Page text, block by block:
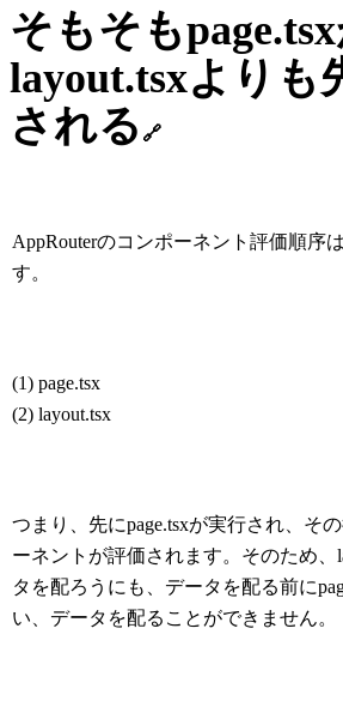
そもそも
layout.tsxよりも
される 🔗
AppRouterのコンポーネント評価順序
す。
(1) page.tsx
(2) layout.tsx
つまり、先にpage.tsxが実行され、そ
ーネントが評価されます。そのため、
タを配ろうにも、データを配る前に
い、データを配ることができません。